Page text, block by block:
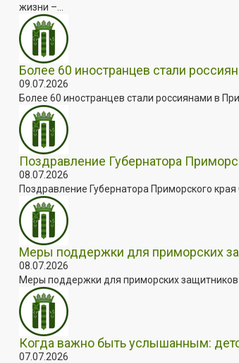
жизни –...
Более 60 иностранцев стали
09.07.2026
Более 60 иностранцев стали россиянами в
Поздравление Губернатора
08.07.2026
Поздравление Губернатора Приморского
Меры поддержки для приморских
08.07.2026
Меры поддержки для приморских защитников
Когда важно быть услышанным:
07.07.2026